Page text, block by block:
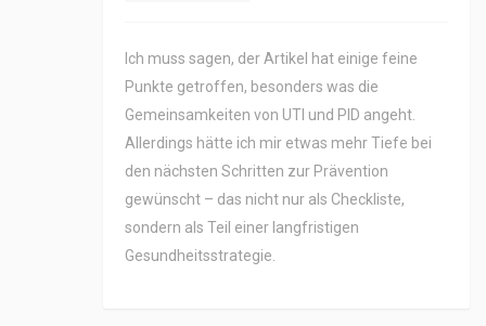
Ich muss sagen, der Artikel hat einige feine
Punkte getroffen, besonders was die
Gemeinsamkeiten von UTI und PID angeht.
Allerdings hätte ich mir etwas mehr Tiefe bei
den nächsten Schritten zur Prävention
gewünscht – das nicht nur als Checkliste,
sondern als Teil einer langfristigen
Gesundheitsstrategie.